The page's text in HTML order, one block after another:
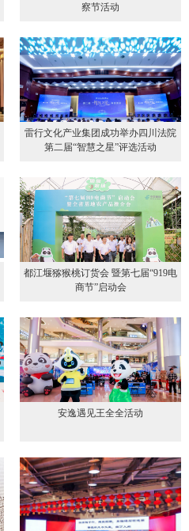
察节活动
雷行文化产业集团成功举办四川法院
第二届“智慧之星”评选活动
都江堰猕猴桃订货会 暨第七届“919电
商节”启动会
安逸遇见王全全活动